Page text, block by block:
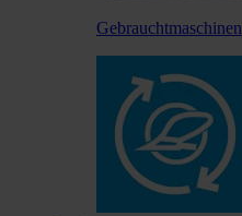
Gebrauchtmaschinen